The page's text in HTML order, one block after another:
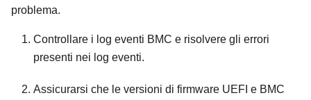
problema.
Controllare i log eventi BMC e risolvere gli errori
presenti nei log eventi.
Assicurarsi che le versioni di firmware UEFI e BMC